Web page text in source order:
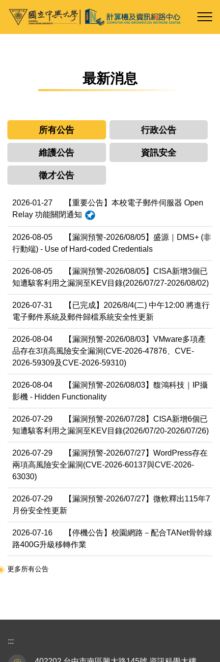
跳
最新消息
所有公告 行政公告
維護公告 資訊安全
徵才公告
2026-01-27
【重要公告】本校電子郵件伺服器 Open
Relay 功能關閉通知
2026-08-05
【漏洞預警-2026/08/05】盛源｜DMS+ (非
行動端) - Use of Hard-coded Credentials
2026-08-05
【漏洞預警-2026/08/05】CISA新增3個已
知遭駭客利用之漏洞至KEV目錄(2026/07/27-2026/08/02)
2026-07-31
【已完成】2026/8/4(二) 中午12:00 將進行
電子郵件系統及郵件歸檔系統安全性更新
2026-08-04
【漏洞預警-2026/08/03】VMware多項產
品存在3項高風險安全漏洞(CVE-2026-47876、CVE-
2026-59309及CVE-2026-59310)
2026-08-04
【漏洞預警-2026/08/03】馥鴻科技｜IP攝
影機 - Hidden Functionality
2026-07-29
【漏洞預警-2026/07/28】CISA新增6個已
知遭駭客利用之漏洞至KEV目錄(2026/07/20-2026/07/26)
2026-07-29
【漏洞預警-2026/07/27】WordPress存在
兩項高風險安全漏洞(CVE-2026-60137與CVE-2026-
63030)
2026-07-29
【漏洞預警-2026/07/27】微軟釋出115年7
月份安全性更新
2026-07-16
【停機公告】校園網路－配合TANet骨幹線
路400G升級移轉作業
更多所有公告
:::